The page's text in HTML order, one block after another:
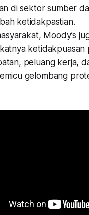
di sektor sumber
ketidakpastian.
Moody’s
peluang kerja,
gelombang